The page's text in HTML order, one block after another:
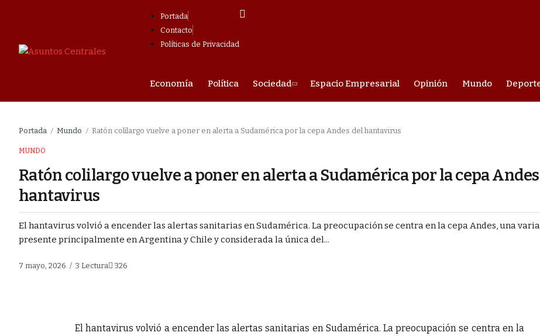
Portada
Contacto
Políticas de Privacidad
Economía Política Sociedad Espacio Empresarial Opinión Mundo
contra los
una
Portada / Mundo / Ratón colilargo vuelve a poner en alerta a Sudamérica por la cepa Andes del hantavirus
MUNDO
Ratón colilargo vuelve a poner en alerta a Sudamérica por la cepa
hantavirus
El hantavirus volvió a encender las alertas sanitarias en Sudamérica. La preocupación se centra en la cepa Andes, una
presente principalmente en Argentina y Chile y considerada la única del...
7 mayo, 2026 3 Lectura 326
El hantavirus volvió a encender las alertas sanitarias en Sudamérica. La preocupación se centra en la